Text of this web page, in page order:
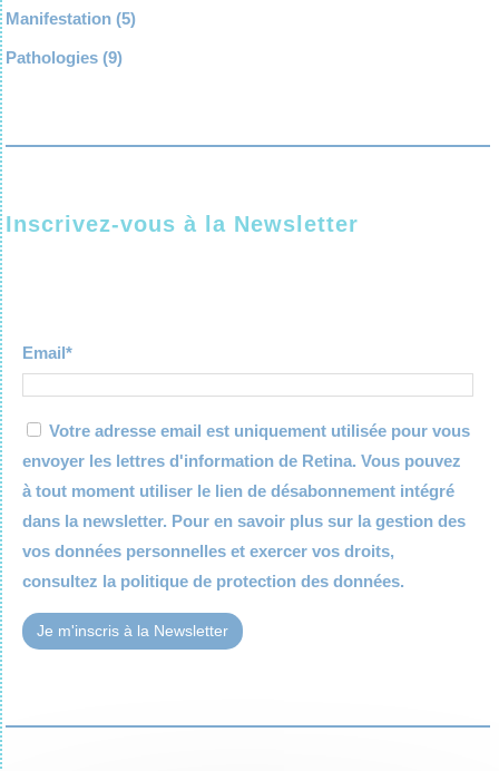
Manifestation (5)
Pathologies (9)
Inscrivez-vous à la Newsletter
Email*
Votre adresse email est uniquement utilisée pour vous
envoyer les lettres d'information de Retina. Vous pouvez
à tout moment utiliser le lien de désabonnement intégré
dans la newsletter. Pour en savoir plus sur la gestion des
vos données personnelles et exercer vos droits,
consultez la politique de protection des données.